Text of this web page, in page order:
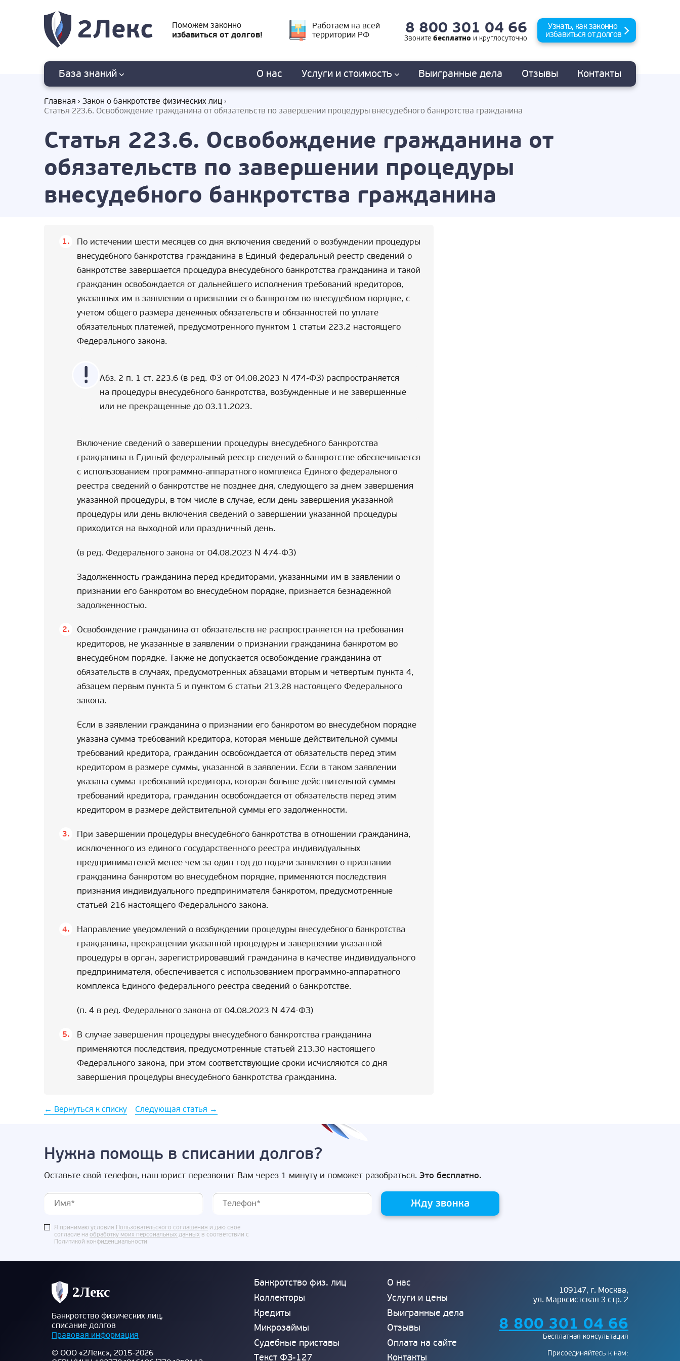
Поможем законно
избавиться от долгов!
Работаем на всей
территории РФ
8 800 301 04 66
Звонитебесплатно икруглосуточно
Узнать, как законно
избавиться от долгов
База знаний О нас Услуги и стоимость Выигранные дела Отзывы Контакты
Главная
Закон о банкротстве физических лиц
Статья 223.6. Освобождение гражданина от обязательств по завершении процедуры внесудебного банкротства гражданина
Статья 223.6. Освобождение гражданина от
обязательств по завершении процедуры
внесудебного банкротства гражданина
По истечении шести месяцев со дня включения сведений о возбуждении процедуры
внесудебного банкротства гражданина в Единый федеральный реестр сведений о
банкротстве завершается процедура внесудебного банкротства гражданина и такой
гражданин освобождается от дальнейшего исполнения требований кредиторов,
указанных им в заявлении о признании его банкротом во внесудебном порядке, с
учетом общего размера денежных обязательств и обязанностей по уплате
обязательных платежей, предусмотренного пунктом 1 статьи 223.2 настоящего
Федерального закона.
Абз. 2 п. 1 ст. 223.6 (в ред. ФЗ от 04.08.2023 N 474-ФЗ) распространяется
на процедуры внесудебного банкротства, возбужденные и не завершенные
или не прекращенные до 03.11.2023.
Включение сведений о завершении процедуры внесудебного банкротства
гражданина в Единый федеральный реестр сведений о банкротстве обеспечивается
с использованием программно-аппаратного комплекса Единого федерального
реестра сведений о банкротстве не позднее дня, следующего за днем завершения
указанной процедуры, в том числе в случае, если день завершения указанной
процедуры или день включения сведений о завершении указанной процедуры
приходится на выходной или праздничный день.
(в ред. Федерального закона от 04.08.2023 N 474-ФЗ)
Задолженность гражданина перед кредиторами, указанными им в заявлении о
признании его банкротом во внесудебном порядке, признается безнадежной
задолженностью.
Освобождение гражданина от обязательств не распространяется на требования
кредиторов, не указанные в заявлении о признании гражданина банкротом во
внесудебном порядке. Также не допускается освобождение гражданина от
обязательств в случаях, предусмотренных абзацами вторым и четвертым пункта 4,
абзацем первым пункта 5 и пунктом 6 статьи 213.28 настоящего Федерального
закона.
Если в заявлении гражданина о признании его банкротом во внесудебном порядке
указана сумма требований кредитора, которая меньше действительной суммы
требований кредитора, гражданин освобождается от обязательств перед этим
кредитором в размере суммы, указанной в заявлении. Если в таком заявлении
указана сумма требований кредитора, которая больше действительной суммы
требований кредитора, гражданин освобождается от обязательств перед этим
кредитором в размере действительной суммы его задолженности.
При завершении процедуры внесудебного банкротства в отношении гражданина,
исключенного из единого государственного реестра индивидуальных
предпринимателей менее чем за один год до подачи заявления о признании
гражданина банкротом во внесудебном порядке, применяются последствия
признания индивидуального предпринимателя банкротом, предусмотренные
статьей 216 настоящего Федерального закона.
Направление уведомлений о возбуждении процедуры внесудебного банкротства
гражданина, прекращении указанной процедуры и завершении указанной
процедуры в орган, зарегистрировавший гражданина в качестве индивидуального
предпринимателя, обеспечивается с использованием программно-аппаратного
комплекса Единого федерального реестра сведений о банкротстве.
(п. 4 в ред. Федерального закона от 04.08.2023 N 474-ФЗ)
В случае завершения процедуры внесудебного банкротства гражданина
применяются последствия, предусмотренные статьей 213.30 настоящего
Федерального закона, при этом соответствующие сроки исчисляются со дня
завершения процедуры внесудебного банкротства гражданина.
← Вернуться к списку Следующая статья →
Нужна помощь в списании долгов?
Оставьте свой телефон, наш юрист перезвонит Вам через 1 минуту и поможет разобраться. Это бесплатно.
Жду звонка
Я принимаю условия Пользовательского соглашения и даю свое
согласие на обработку моих персональных данных в соответствии с
Политикой конфиденциальности
Банкротство физических лиц,
списание долгов
Правовая информация
© ООО «2Лекс», 2015-2026
Банкротство физ. лиц
Коллекторы
Кредиты
Микрозаймы
Судебные приставы
Текст ФЗ-127
О нас
Услуги и цены
Выигранные дела
Отзывы
Оплата на сайте
Контакты
109147, г. Москва,
ул. Марксистская 3 стр. 2
8 800 301 04 66
Бесплатная консультация
Присоединяйтесь к нам: